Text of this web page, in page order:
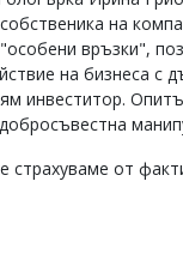
на
връзки",
на бизнеса с
инвеститор.
от